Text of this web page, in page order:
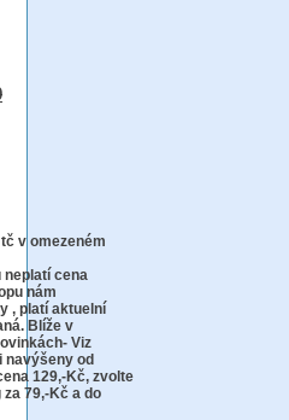
v omezeném
neplatí cena
nám
, platí aktuelní
Blíže v
Viz
od
129,-Kč, zvolte
za 79,-Kč a do